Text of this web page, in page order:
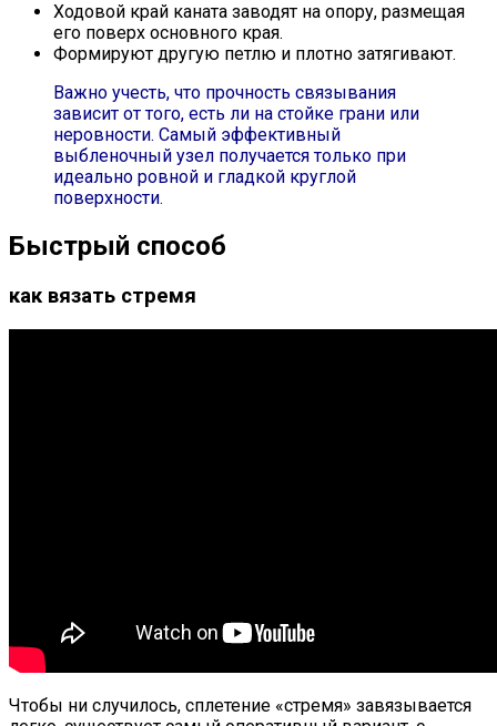
Ходовой край каната заводят на опору, размещая
его поверх основного края.
Формируют другую петлю и плотно затягивают.
Важно учесть, что прочность связывания
зависит от того, есть ли на стойке грани или
неровности. Самый эффективный
выбленочный узел получается только при
идеально ровной и гладкой круглой
поверхности.
Быстрый способ
как вязать стремя
Чтобы ни случилось, сплетение «стремя» завязывается